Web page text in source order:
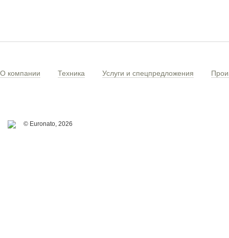
О компании Техника Услуги и спецпредложения
© Euronato, 2026